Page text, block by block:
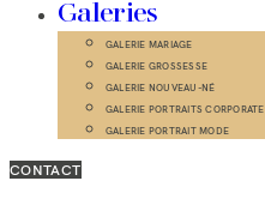
Galeries
GALERIE MARIAGE
GALERIE GROSSESSE
GALERIE NOUVEAU-NÉ
GALERIE PORTRAITS CORPORATE
GALERIE PORTRAIT MODE
CONTACT